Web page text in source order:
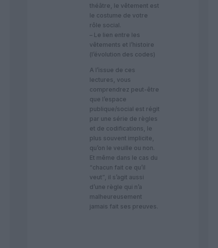
théâtre, le vêtement est
le costume de votre
rôle social.
– Le lien entre les
vêtements et l’histoire
(l’évolution des codes)
A l’issue de ces
lectures, vous
comprendrez peut-être
que l’espace
publique/social est régit
par une série de règles
et de codifications, le
plus souvent implicite,
qu’on le veuille ou non.
Et même dans le cas du
“chacun fait ce qu’il
veut”, il s’agit aussi
d’une règle qui n’a
malheureusement
jamais fait ses preuves.